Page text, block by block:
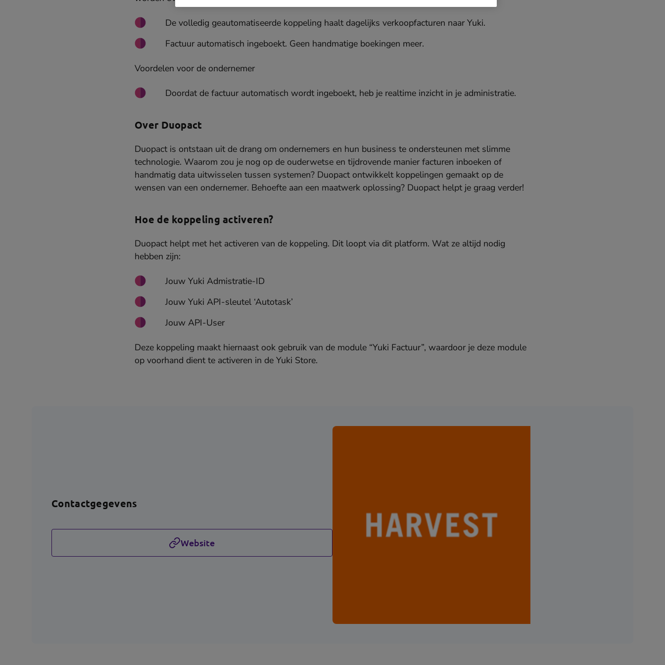
De volledig geautomatiseerde koppeling haalt dagelijks verkoopfacturen naar Yuki.
Factuur automatisch ingeboekt. Geen handmatige boekingen meer.
Voordelen voor de ondernemer
Doordat de factuur automatisch wordt ingeboekt, heb je realtime inzicht in je administratie.
Over Duopact
Duopact is ontstaan uit de drang om ondernemers en hun business te ondersteunen met slimme
technologie. Waarom zou je nog op de ouderwetse en tijdrovende manier facturen inboeken of
handmatig data uitwisselen tussen systemen? Duopact ontwikkelt koppelingen gemaakt op de
wensen van een ondernemer. Behoefte aan een maatwerk oplossing? Duopact helpt je graag verder!
Hoe de koppeling activeren?
Duopact helpt met het activeren van de koppeling. Dit loopt via dit platform. Wat ze altijd nodig
hebben zijn:
Jouw Yuki Admistratie-ID
Jouw Yuki API-sleutel ‘Autotask’
Jouw API-User
Deze koppeling maakt hiernaast ook gebruik van de module “Yuki Factuur”, waardoor je deze module
op voorhand dient te activeren in de Yuki Store.
Contactgegevens
Website